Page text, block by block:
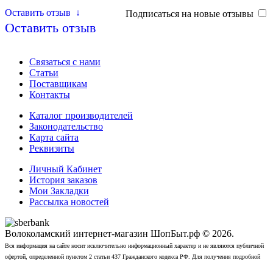
Подписаться на новые отзывы
Оставить отзыв ↓
Оставить отзыв
Связаться с нами
Статьи
Поставщикам
Контакты
Каталог производителей
Законодательство
Карта сайта
Реквизиты
Личный Кабинет
История заказов
Мои Закладки
Рассылка новостей
Волоколамский интернет-магазин ШопБыт.рф © 2026.
Вся информация на сайте носит исключительно информационный характер и не являются публичной
офертой, определенной пунктом 2 статьи 437 Гражданского кодекса РФ. Для получения подробной